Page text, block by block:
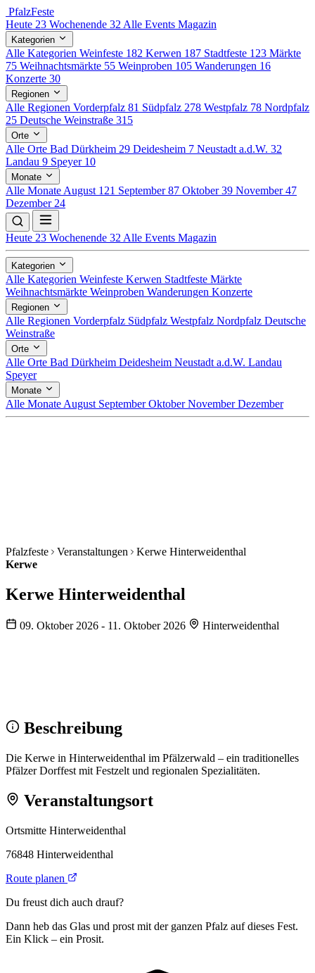
PfalzFeste
Heute 23 Wochenende 32 Alle Events Magazin
Kategorien
Alle Kategorien Weinfeste 182 Kerwen 187 Stadtfeste 123 Märkte
75 Weihnachtsmärkte 55 Weinproben 105 Wanderungen 16
Konzerte 30
Regionen
Alle Regionen Vorderpfalz 81 Südpfalz 278 Westpfalz 78 Nordpfalz
25 Deutsche Weinstraße 315
Orte
Alle Orte Bad Dürkheim 29 Deidesheim 7 Neustadt a.d.W. 32
Landau 9 Speyer 10
Monate
Alle Monate August 121 September87 Oktober39 November47
Dezember 24
Heute 23 Wochenende 32 Alle Events Magazin
Kategorien
Alle Kategorien Weinfeste Kerwen Stadtfeste Märkte
Weihnachtsmärkte Weinproben Wanderungen Konzerte
Regionen
Alle Regionen Vorderpfalz Südpfalz Westpfalz Nordpfalz Deutsche
Weinstraße
Orte
Alle Orte Bad Dürkheim Deidesheim Neustadt a.d.W. Landau
Speyer
Monate
Alle Monate August SeptemberOktoberNovemberDezember
Pfalzfeste Veranstaltungen
Kerwe Hinterweidenthal
Kerwe
Kerwe Hinterweidenthal
09. Oktober 2026 - 11. Oktober 2026 Hinterweidenthal
Beschreibung
Die Kerwe in Hinterweidenthal im Pfälzerwald – ein traditionelles
Pfälzer Dorffest mit Festzelt und regionalen Spezialitäten.
Veranstaltungsort
Ortsmitte Hinterweidenthal
76848 Hinterweidenthal
Route planen
Du freust dich auch drauf?
Dann heb das Glas und prost mit der ganzen Pfalz auf dieses Fest.
Ein Klick – ein Prosit.